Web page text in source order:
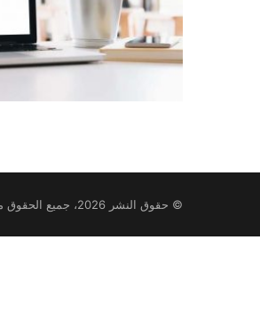
© حقوق النشر 2026، جميع الحقوق محفوظة |